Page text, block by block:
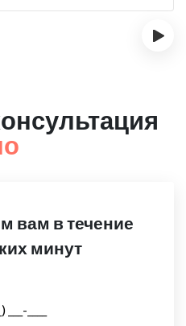
›
вам в течение
минут